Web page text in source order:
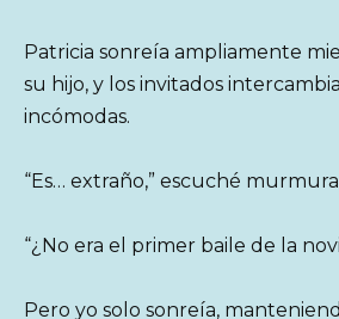
Patricia sonreía ampliamente
su hijo, y los invitados
incómodas.
“Es… extraño,” escuché
“¿No era el primer baile de la
Pero yo solo sonreía,